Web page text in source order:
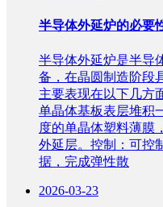
半导体外延炉的必要
半导体外延炉是半导
备，在晶圆制造阶段
主要表现在以下几方
单晶体基板表层堆积
度的单晶体塑料薄膜
外延层。控制：可控
据，完成弹性散
2026-03-23